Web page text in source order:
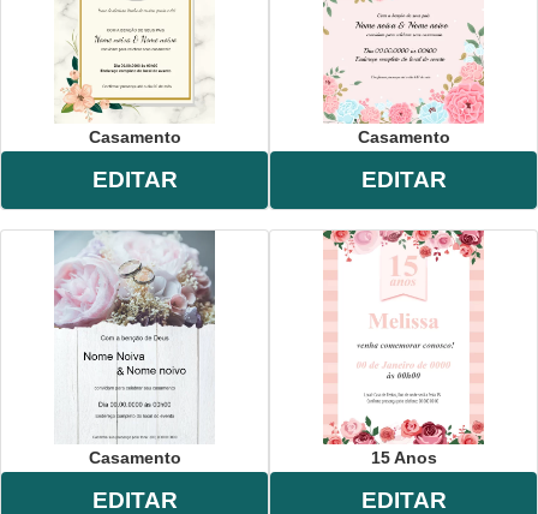
Casamento
EDITAR
Casamento
EDITAR
Casamento
EDITAR
15 Anos
EDITAR